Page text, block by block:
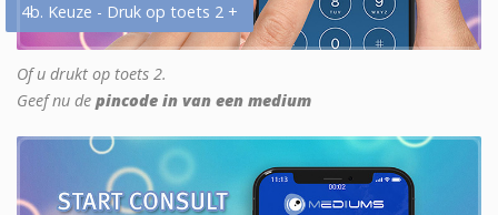
4b. Keuze - Druk op toets 2 +
Of u drukt op toets 2.
Geef nu de pincode in van een medium